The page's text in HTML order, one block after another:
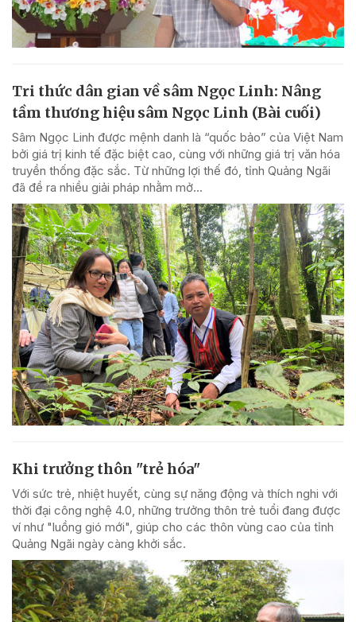
Tri thức dân gian về sâm Ngọc Linh: Nâng
tầm thương hiệu sâm Ngọc Linh (Bài cuối)
Sâm Ngọc Linh được mệnh danh là “quốc bảo” của Việt Nam
bởi giá trị kinh tế đặc biệt cao, cùng với những giá trị văn hóa
truyền thống đặc sắc. Từ những lợi thế đó, tỉnh Quảng Ngãi
đã đề ra nhiều giải pháp nhằm mở...
Khi trưởng thôn "trẻ hóa"
Với sức trẻ, nhiệt huyết, cùng sự năng động và thích nghi với
thời đại công nghệ 4.0, những trưởng thôn trẻ tuổi đang được
ví như "luồng gió mới", giúp cho các thôn vùng cao của tỉnh
Quảng Ngãi ngày càng khởi sắc.